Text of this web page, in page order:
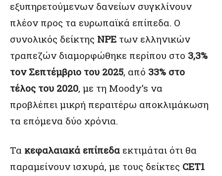
εξυπηρετούμενων δανείων συγκλίνουν
πλέον προς τα ευρωπαϊκά επίπεδα. Ο
συνολικός δείκτης NPE των ελληνικών
τραπεζών διαμορφώθηκε περίπου στο 3,3%
τον Σεπτέμβριο του 2025, από 33% στο
τέλος του 2020, με τη Moody’s να
προβλέπει μικρή περαιτέρω αποκλιμάκωση
τα επόμενα δύο χρόνια.
Τα κεφαλαιακά επίπεδα εκτιμάται ότι θα
παραμείνουν ισχυρά, με τους δείκτες CET1